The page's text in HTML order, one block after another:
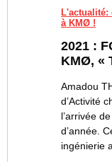
L'actualité:
à KMØ !
2021 :
KMØ, «
Amadou
d’Activité
l’arrivée
d’année.
ingénierie